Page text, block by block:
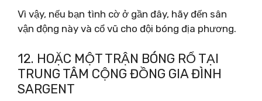
Vì vậy, nếu bạn tình cờ ở gần đây, hãy đến sân
vận động này và cổ vũ cho đội bóng địa phương.
12. HOẶC MỘT TRẬN BÓNG RỔ TẠI
TRUNG TÂM CỘNG ĐỒNG GIA ĐÌNH
SARGENT